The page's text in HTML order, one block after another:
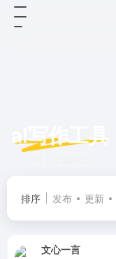
ai写作工具
排序 发布 更新
文心一言